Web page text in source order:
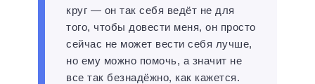
круг — он так себя ведёт не для
того, чтобы довести меня, он просто
сейчас не может вести себя лучше,
но ему можно помочь, а значит не
все так безнадёжно, как кажется.